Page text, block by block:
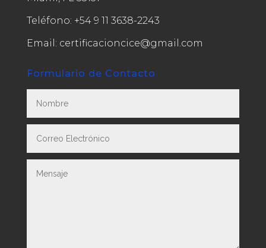
Teléfono: +54 9 11 3638-2243
Email: certificacioncice@gmail.com
Formulario de Contacto